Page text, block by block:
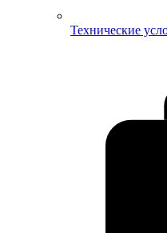
Технические